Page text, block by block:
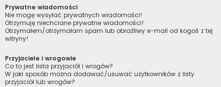
Prywatne wiadomości
Nie mogę wysyłać prywatnych wiadomości!
Otrzymuję niechciane prywatne wiadomości!
Otrzymałem/otrzymałam spam lub obraźliwy e-mail od kogoś z tej
witryny!
Przyjaciele i wrogowie
Co to jest lista przyjaciół i wrogów?
W jaki sposób można dodawać/usuwać użytkowników z listy
przyjaciół lub wrogów?